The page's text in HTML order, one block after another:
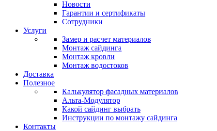
Новости
Гарантии и сертификаты
Сотрудники
Услуги
Замер и расчет материалов
Монтаж сайдинга
Монтаж кровли
Монтаж водостоков
Доставка
Полезное
Калькулятор фасадных материалов
Альта-Модулятор
Какой сайдинг выбрать
Инструкции по монтажу сайдинга
Контакты